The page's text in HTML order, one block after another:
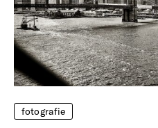
fotografie